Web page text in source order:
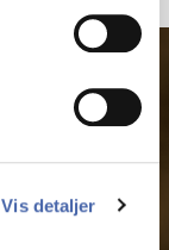
Vis detaljer